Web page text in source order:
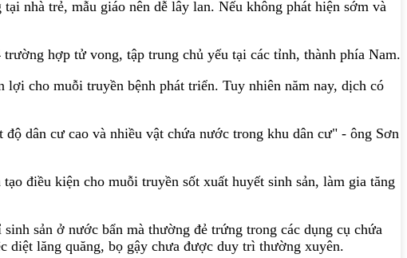
nhà trẻ, mẫu giáo nên dễ lây lan. Nếu không phát hiện sớm và
hợp tử vong, tập trung chủ yếu tại các tỉnh, thành phía Nam.
cho muỗi truyền bệnh phát triển. Tuy nhiên năm nay, dịch có
dân cư cao và nhiều vật chứa nước trong khu dân cư" - ông Sơn
điều kiện cho muỗi truyền sốt xuất huyết sinh sản, làm gia tăng
sản ở nước bẩn mà thường đẻ trứng trong các dụng cụ chứa
diệt lăng quăng, bọ gậy chưa được duy trì thường xuyên.